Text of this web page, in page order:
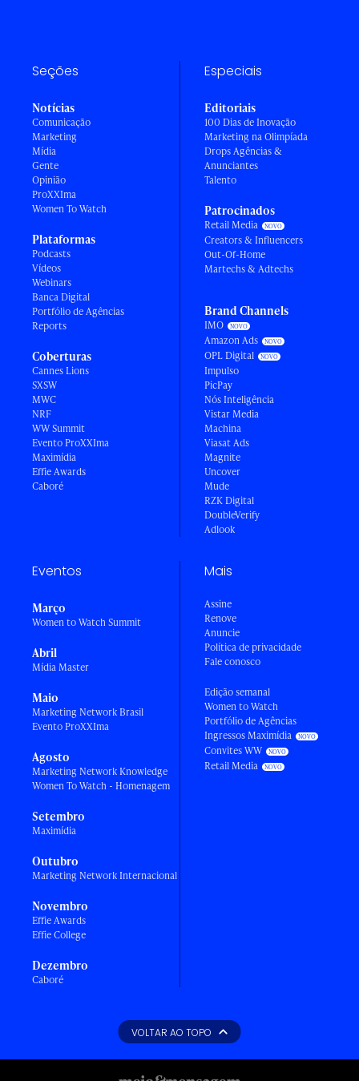
Seções
Notícias
Comunicação
Marketing
Mídia
Gente
Opinião
ProXXIma
Women To Watch
Plataformas
Podcasts
Vídeos
Webinars
Banca Digital
Portfólio de Agências
Reports
Coberturas
Cannes Lions
SXSW
MWC
NRF
WW Summit
Evento ProXXIma
Maximídia
Effie Awards
Caboré
Especiais
Editoriais
100 Dias de Inovação
Marketing na Olimpíada
Drops Agências &
Anunciantes
Talento
Patrocinados
Retail Media
Creators & Influencers
Out-Of-Home
Martechs & Adtechs
Brand Channels
IMO
Amazon Ads
OPL Digital
Impulso
PicPay
Nós Inteligência
Vistar Media
Machina
Viasat Ads
Magnite
Uncover
Mude
RZK Digital
DoubleVerify
Adlook
Eventos
Março
Women to Watch Summit
Abril
Mídia Master
Maio
Marketing Network Brasil
Evento ProXXIma
Agosto
Marketing Network Knowledge
Women To Watch - Homenagem
Setembro
Maximídia
Outubro
Marketing Network Internacional
Novembro
Effie Awards
Effie College
Dezembro
Caboré
Mais
Assine
Renove
Anuncie
Política de privacidade
Fale conosco
Edição semanal
Women to Watch
Portfólio de Agências
Ingressos Maximídia
Convites WW
Retail Media
VOLTAR AO TOPO